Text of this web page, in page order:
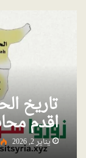
تاريخ
اقدم
مدينة؟
يناير 2, 2026